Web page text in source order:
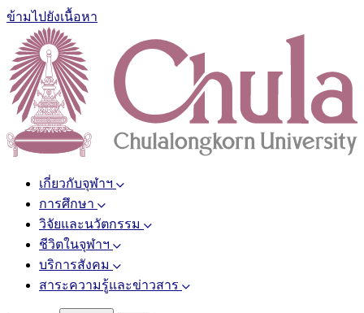
ข้ามไปยังเนื้อหา
เกี่ยวกับจุฬาฯ
การศึกษา
วิจัยและนวัตกรรม
ชีวิตในจุฬาฯ
บริการสังคม
สาระความรู้และข่าวสาร